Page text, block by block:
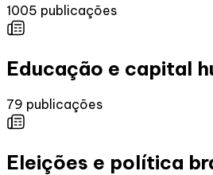
1005 publicações
Educação e capital
79 publicações
Eleições e política